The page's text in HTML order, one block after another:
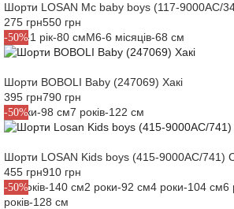
Шорти LOSAN Mc baby boys (117-9000AC/
275 грн550 грн
-50%
M12-1 рік-80 смM6-6 місяців-68 см
Шорти BOBOLI Baby (247069) Хакі
395 грн790 грн
-50%
3 роки-98 см7 років-122 см
Шорти LOSAN Kids boys (415-9000АС/741)
455 грн910 грн
-50%
10 років-140 см2 роки-92 см4 роки-104 см6
років-128 см